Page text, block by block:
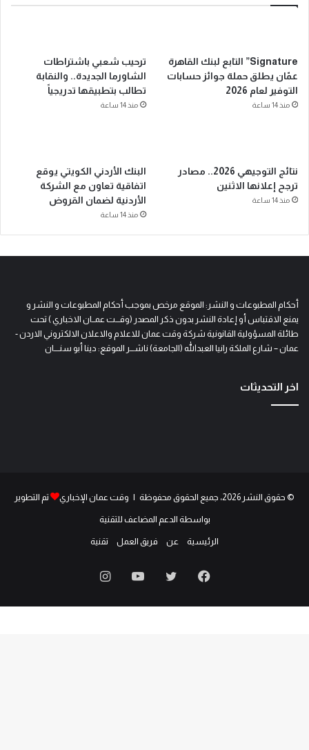
Signature” التابع لبنك القاهرة
عمّان يطلق حملة جوائز حسابات
التوفير لعام 2026
منذ 14 ساعة
ترحيب شعبي باشتراطات
الشاورما الجديدة.. والنقابة
تطالب بتطبيقها تدريجياً
منذ 14 ساعة
نتائج التوجيهي 2026.. مصادر
ترجح إعلانها الاثنين
منذ 14 ساعة
البنك الأردني الكويتي يوقع
اتفاقية تعاون مع الشركة
الأردنية لضمان القروض
منذ 14 ساعة
أحكام المطبوعات و النشر: الموقع مرخص بموجب أحكام المطبوعات و النشر و
يمنع الاقتباس أو إعادة النشر بدون ذكر المصدر (وقـــت عمــان الاخباري ) تحت
طائلة المسؤولية القانونية شركة وقت عمان للاعلام والاعلان الالكتروني الاردن -
عمان – شارع الملكة رانيا العبدالله (الجامعة) ناشـــر الموقع: دينا أبو سنــــان
اخر التحديثات
© حقوق النشر 2026، جميع الحقوق محفوظة | وقت عمان الإخباري تم التطوير
بواسطة الدعم المضاعف للتقنية
الرئيسية عن فريق العمل تقنية